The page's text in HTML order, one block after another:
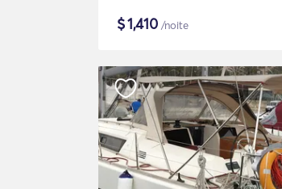
$1,410 /noite